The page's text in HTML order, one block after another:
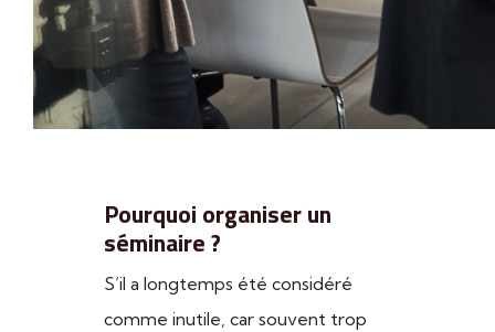
Pourquoi organiser un
séminaire ?
S’il a longtemps été considéré
comme inutile, car souvent trop